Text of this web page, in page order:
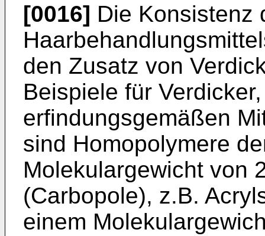
[0016] Die Konsistenz
den Zusatz von
Beispiele für
erfindungsgemäßen
sind Homopolymere
Molekulargewicht von
(Carbopole), z.B.
einem